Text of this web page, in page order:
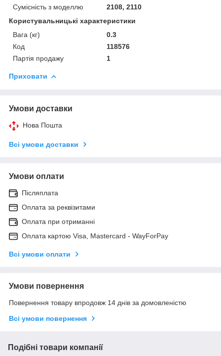
Сумісність з моделлю
2108, 2110
Користувальницькі характеристики
Вага (кг)
0.3
Код
118576
Партія продажу
1
Приховати
Умови доставки
Нова Пошта
Всі умови доставки
Умови оплати
Післяплата
Оплата за реквізитами
Оплата при отриманні
Оплата картою Visa, Mastercard - WayForPay
Всі умови оплати
Умови повернення
Повернення товару впродовж 14 днів за домовленістю
Всі умови повернення
Подібні товари компанії